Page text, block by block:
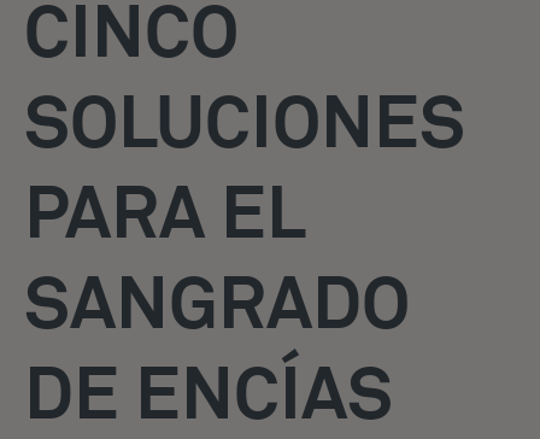
CINCO
SOLUCIONES
PARA EL
SANGRADO
DE ENCÍAS